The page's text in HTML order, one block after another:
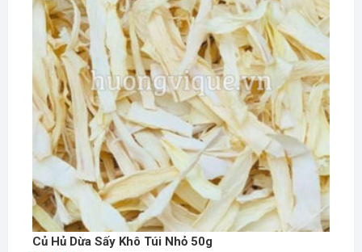
Củ Hủ Dừa Sấy Khô Túi Nhỏ 50g